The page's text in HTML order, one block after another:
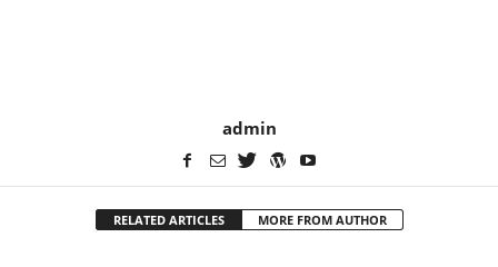
admin
RELATED ARTICLES MORE FROM AUTHOR